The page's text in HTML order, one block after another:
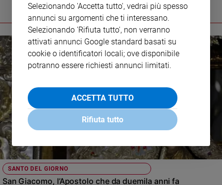
fede nel Figlio di Dio. Dal 2021 la liturgia celebra insieme lei, Maria e
Lazzaro il 29 luglio
SANTO DEL GIORNO
San Giacomo, l’Apostolo che da duemila anni fa
Selezionando 'Accetta tutto', vedrai più spesso
annunci su argomenti che ti interessano.
Selezionando 'Rifiuta tutto', non verranno
attivati annunci Google standard basati su
cookie o identificatori locali; ove disponibile
potranno essere richiesti annunci limitati.
ACCETTA TUTTO
Rifiuta tutto